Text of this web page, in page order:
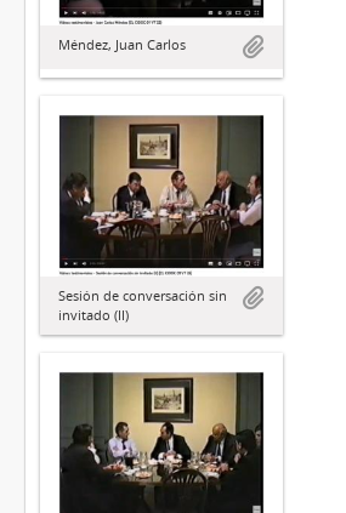
Méndez, Juan Carlos
Sesión de conversación sin
invitado (II)